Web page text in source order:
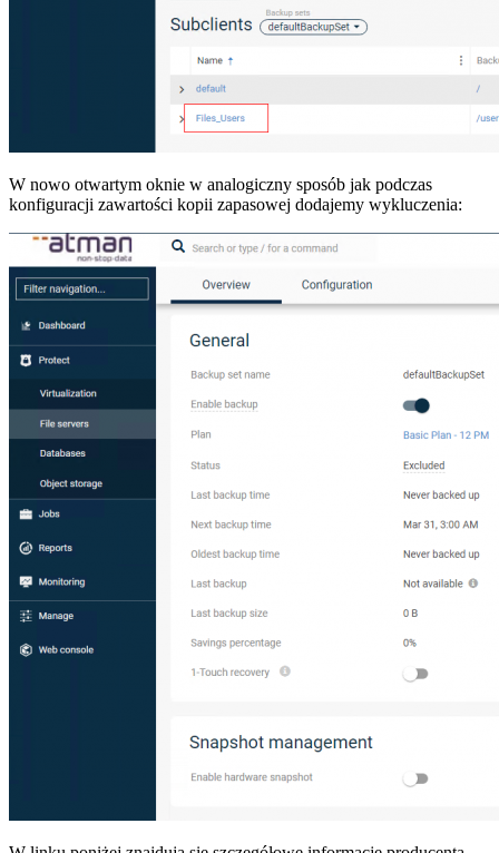
W nowo otwartym oknie w analogiczny sposób jak podczas
konfiguracji zawartości kopii zapasowej dodajemy wykluczenia: